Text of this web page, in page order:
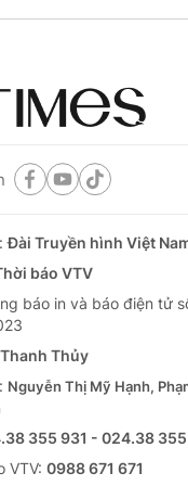
Đài Truyền hình Việt
báo VTV
báo in và báo điện tử
Thủy
Nguyễn Thị Mỹ Hạnh,
355 931 - 024.38
VTV: 0988 671 671